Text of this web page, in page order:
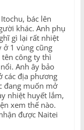
bác lên
khác. Anh phụ
gì lại rất nhiệt
ở 1 vùng cũng
tên công ty thì
Anh ây bảo
các địa phương
đang muốn mở
nhiệt huyết lắm,
xem thế nào.
được Naitei